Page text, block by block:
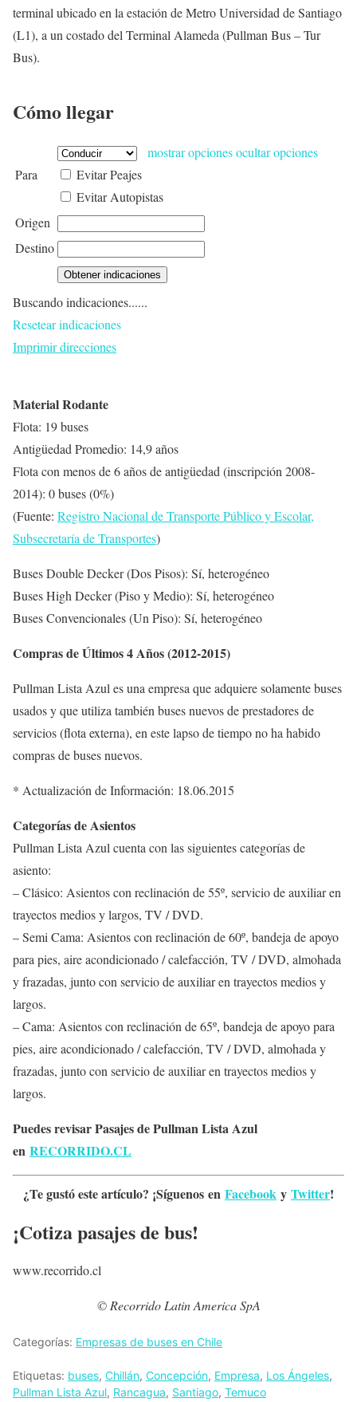
terminal ubicado en la estación de Metro Universidad de Santiago
(L1), a un costado del Terminal Alameda (Pullman Bus – Tur
Bus).
Cómo llegar
Para
mostrar opcionesocultar opciones
Evitar Peajes
Evitar Autopistas
Origen
Destino
Buscando indicaciones......
Resetear indicaciones
Imprimir direcciones
Material Rodante
Flota: 19 buses
Antigüedad Promedio: 14,9 años
Flota con menos de 6 años de antigüedad (inscripción 2008-
2014): 0 buses (0%)
(Fuente: Registro Nacional de Transporte Público y Escolar,
Subsecretaría de Transportes)
Buses Double Decker (Dos Pisos): Sí, heterogéneo
Buses High Decker (Piso y Medio): Sí, heterogéneo
Buses Convencionales (Un Piso): Sí, heterogéneo
Compras de Últimos 4 Años (2012-2015)
Pullman Lista Azul es una empresa que adquiere solamente buses
usados y que utiliza también buses nuevos de prestadores de
servicios (flota externa), en este lapso de tiempo no ha habido
compras de buses nuevos.
* Actualización de Información: 18.06.2015
Categorías de Asientos
Pullman Lista Azul cuenta con las siguientes categorías de
asiento:
– Clásico: Asientos con reclinación de 55º, servicio de auxiliar en
trayectos medios y largos, TV / DVD.
– Semi Cama: Asientos con reclinación de 60º, bandeja de apoyo
para pies, aire acondicionado / calefacción, TV / DVD, almohada
y frazadas, junto con servicio de auxiliar en trayectos medios y
largos.
– Cama: Asientos con reclinación de 65º, bandeja de apoyo para
pies, aire acondicionado / calefacción, TV / DVD, almohada y
frazadas, junto con servicio de auxiliar en trayectos medios y
largos.
Puedes revisar Pasajes de Pullman Lista Azul
en RECORRIDO.CL
¿Te gustó este artículo? ¡Síguenos en Facebook y Twitter!
¡Cotiza pasajes de bus!
www.recorrido.cl
© Recorrido Latin America SpA
Categorías: Empresas de buses en Chile
Etiquetas: buses, Chillán, Concepción, Empresa, Los Ángeles,
Pullman Lista Azul, Rancagua, Santiago, Temuco